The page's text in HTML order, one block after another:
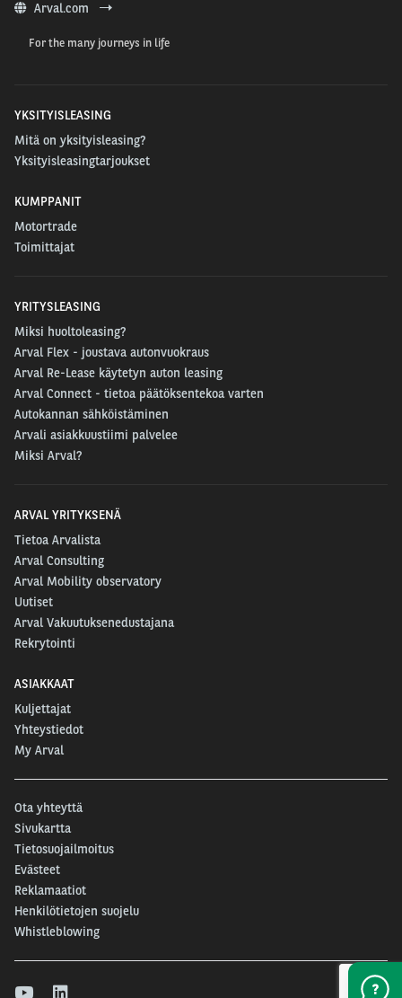
Arval.com
For the many journeys in life
YKSITYISLEASING
Mitä on yksityisleasing?
Yksityisleasingtarjoukset
KUMPPANIT
Motortrade
Toimittajat
YRITYSLEASING
Miksi huoltoleasing?
Arval Flex - joustava autonvuokraus
Arval Re-Lease käytetyn auton leasing
Arval Connect - tietoa päätöksentekoa varten
Autokannan sähköistäminen
Arvali asiakkuustiimi palvelee
Miksi Arval?
ARVAL YRITYKSENÄ
Tietoa Arvalista
Arval Consulting
Arval Mobility observatory
Uutiset
Arval Vakuutuksenedustajana
Rekrytointi
ASIAKKAAT
Kuljettajat
Yhteystiedot
My Arval
Ota yhteyttä
Sivukartta
Tietosuojailmoitus
Evästeet
Reklamaatiot
Henkilötietojen suojelu
Whistleblowing